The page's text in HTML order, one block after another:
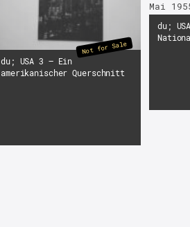
du; USA 3 – Ein
amerikanischer Querschnitt
Not for Sale
du;